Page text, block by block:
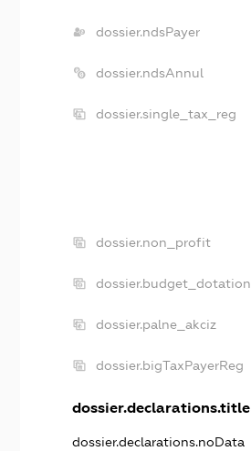
dossier.ndsPayer
dossier.ndsAnnul
dossier.single_tax_reg
dossier.non_profit
dossier.budget_dotation
dossier.palne_akciz
dossier.bigTaxPayerReg
dossier.declarations.title
dossier.declarations.noData